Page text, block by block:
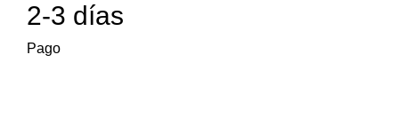
2-3 días
Pago